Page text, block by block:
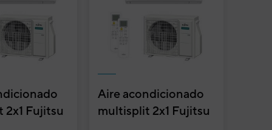
Fujitsu
Aire acondicionado
multisplit 2x1 Fujitsu